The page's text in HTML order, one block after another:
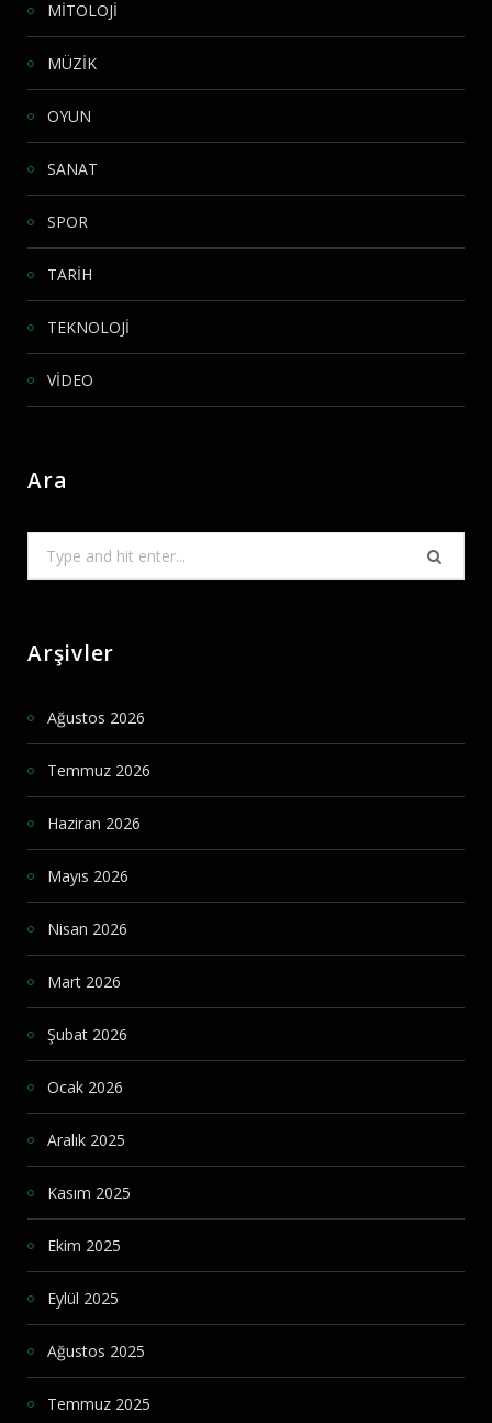
MİTOLOJİ
MÜZİK
OYUN
SANAT
SPOR
TARİH
TEKNOLOJİ
VİDEO
Ara
for:
Arşivler
Ağustos 2026
Temmuz 2026
Haziran 2026
Mayıs 2026
Nisan 2026
Mart 2026
Şubat 2026
Ocak 2026
Aralık 2025
Kasım 2025
Ekim 2025
Eylül 2025
Ağustos 2025
Temmuz 2025